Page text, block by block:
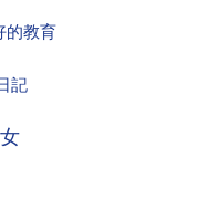
的教育
記